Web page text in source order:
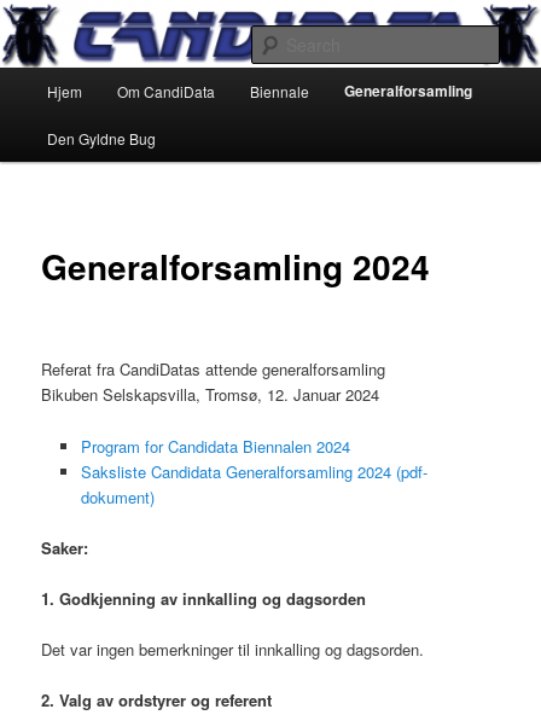
Skip
to
primary
contentCandiData
Alumniforeningen til Institutt for Informatikk ved Universitetet i Tromsø
Hjem Om CandiData Biennale Generalforsamling
Den Gyldne Bug
Generalforsamling 2024
Referat fra CandiDatas attende generalforsamling
Bikuben Selskapsvilla, Tromsø, 12. Januar 2024
Program for Candidata Biennalen 2024
Saksliste Candidata Generalforsamling 2024 (pdf-
dokument)
Saker:
1. Godkjenning av innkalling og dagsorden
Det var ingen bemerkninger til innkalling og dagsorden.
2. Valg av ordstyrer og referent